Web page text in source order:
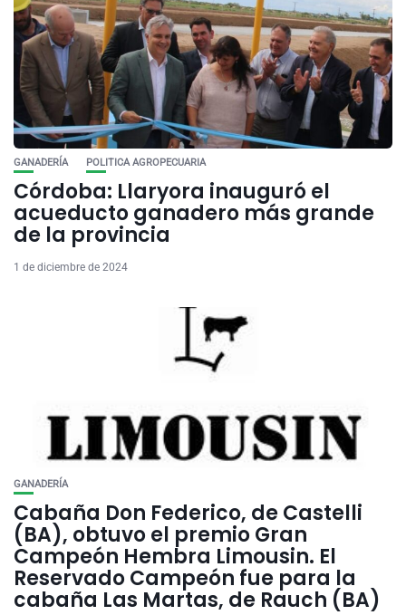
GANADERÍA POLITICA AGROPECUARIA
Córdoba: Llaryora inauguró el
acueducto ganadero más grande
de la provincia
1 de diciembre de 2024
GANADERÍA
Cabaña Don Federico, de Castelli
(BA), obtuvo el premio Gran
Campeón Hembra Limousin. El
Reservado Campeón fue para la
cabaña Las Martas, de Rauch (BA)